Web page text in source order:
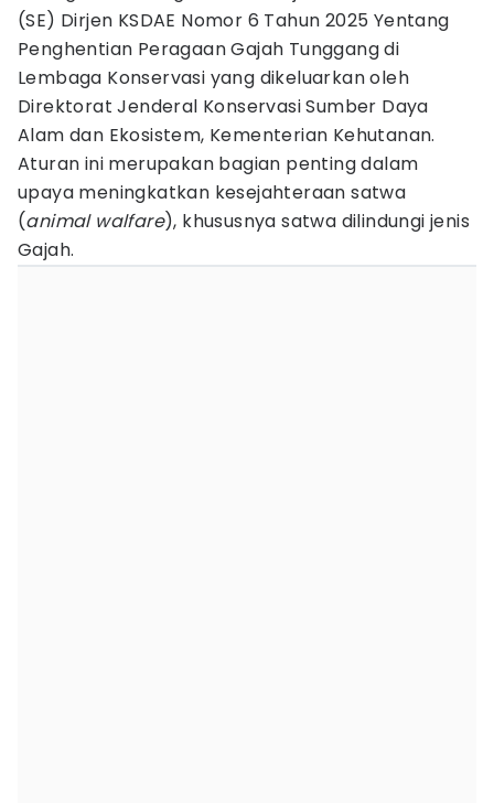
(SE) Dirjen KSDAE Nomor 6 Tahun 2025 Yentang
Penghentian Peragaan Gajah Tunggang di
Lembaga Konservasi yang dikeluarkan oleh
Direktorat Jenderal Konservasi Sumber Daya
Alam dan Ekosistem, Kementerian Kehutanan.
Aturan ini merupakan bagian penting dalam
upaya meningkatkan kesejahteraan satwa
(animal walfare), khususnya satwa dilindungi jenis
Gajah.